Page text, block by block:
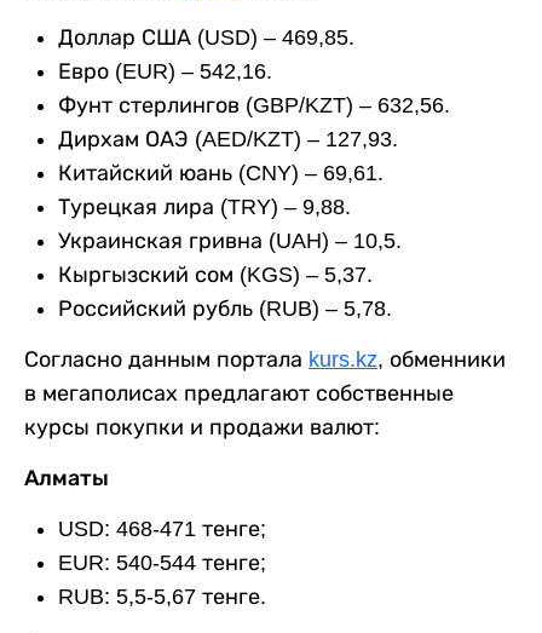
Доллар США (USD) – 469,85.
Евро (EUR) – 542,16.
Фунт стерлингов (GBP/KZT) – 632,56.
Дирхам ОАЭ (AED/KZT) – 127,93.
Китайский юань (CNY) – 69,61.
Турецкая лира (TRY) – 9,88.
Украинская гривна (UAH) – 10,5.
Кыргызский сом (KGS) – 5,37.
Российский рубль (RUB) – 5,78.
Согласно данным портала kurs.kz, обменники
в мегаполисах предлагают собственные
курсы покупки и продажи валют:
Алматы
USD: 468-471 тенге;
EUR: 540-544 тенге;
RUB: 5,5-5,67 тенге.